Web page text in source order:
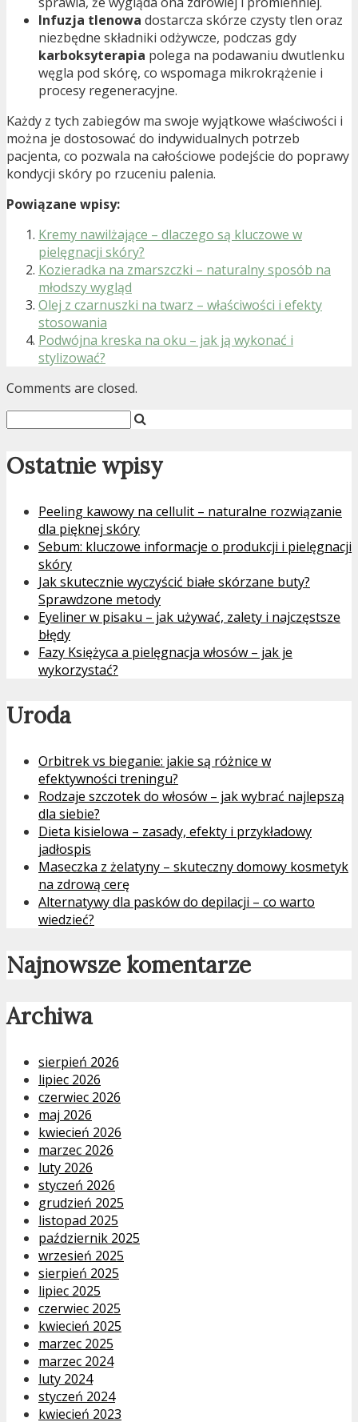
Infuzja tlenowa dostarcza skórze czysty tlen oraz
niezbędne składniki odżywcze, podczas gdy
karboksyterapia polega na podawaniu dwutlenku
węgla pod skórę, co wspomaga mikrokrążenie i
procesy regeneracyjne.
Każdy z tych zabiegów ma swoje wyjątkowe właściwości i
można je dostosować do indywidualnych potrzeb
pacjenta, co pozwala na całościowe podejście do poprawy
kondycji skóry po rzuceniu palenia.
Powiązane wpisy:
Kremy nawilżające – dlaczego są kluczowe w
pielęgnacji skóry?
Kozieradka na zmarszczki – naturalny sposób na
młodszy wygląd
Olej z czarnuszki na twarz – właściwości i efekty
stosowania
Podwójna kreska na oku – jak ją wykonać i
stylizować?
Comments are closed.
Ostatnie wpisy
Peeling kawowy na cellulit – naturalne rozwiązanie
dla pięknej skóry
Sebum: kluczowe informacje o produkcji i pielęgnacji
skóry
Jak skutecznie wyczyścić białe skórzane buty?
Sprawdzone metody
Eyeliner w pisaku – jak używać, zalety i najczęstsze
błędy
Fazy Księżyca a pielęgnacja włosów – jak je
wykorzystać?
Uroda
Orbitrek vs bieganie: jakie są różnice w
efektywności treningu?
Rodzaje szczotek do włosów – jak wybrać najlepszą
dla siebie?
Dieta kisielowa – zasady, efekty i przykładowy
jadłospis
Maseczka z żelatyny – skuteczny domowy kosmetyk
na zdrową cerę
Alternatywy dla pasków do depilacji – co warto
wiedzieć?
Najnowsze komentarze
Archiwa
sierpień 2026
lipiec 2026
czerwiec 2026
maj 2026
kwiecień 2026
marzec 2026
luty 2026
styczeń 2026
grudzień 2025
listopad 2025
październik 2025
wrzesień 2025
sierpień 2025
lipiec 2025
czerwiec 2025
kwiecień 2025
marzec 2025
marzec 2024
luty 2024
styczeń 2024
kwiecień 2023